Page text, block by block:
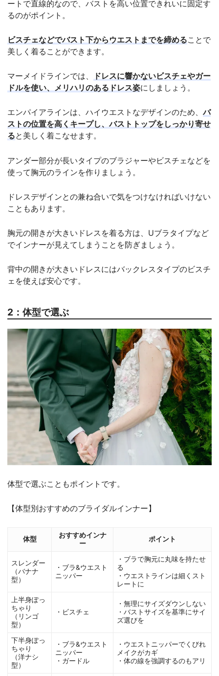
ートで直線的なので、バストを高い位置できれいに固定す
るのがポイント。
ビスチェなどでバスト下からウエストまでを締めることで
美しく着ることができます。
マーメイドラインでは、
ドレスに響かないビスチェやガー
ドルを使い、メリハリのあるドレス姿にしましょう。
エンパイアラインは、ハイウエストなデザインのため、バ
ストの位置を高くキープし、バストトップをしっかり寄せ
ると美しく着こなせます。
アンダー部分が長いタイプのブラジャーやビスチェなどを
使って胸元のラインを作りましょう。
ドレスデザインとの兼ね合いで気をつけなければいけない
こともあります。
胸元の開きが大きいドレスを着る方は、Uブラタイプなど
でインナーが見えてしまうことを防ぎましょう。
背中の開きが大きいドレスにはバックレスタイプのビスチ
ェを使えば安心です。
2：体型で選ぶ
体型で選ぶこともポイントです。
【体型別おすすめのブライダルインナー】
体型
おすすめインナ
ー
ポイント
スレンダー
（バナナ
型）
・ブラ&ウエスト
ニッパー
・ブラで胸元に丸味を持たせ
る
・ウエストラインは細くスト
レートに
上半身ぽっ
ちゃり
（リンゴ
型）
・ビスチェ
・無理にサイズダウンしない
・バストサイズを基準にサイ
ズ選びを
下半身ぽっ
ちゃり
（洋ナシ
型）
・ブラ&ウエスト
ニッパー
・ガードル
・ウエストニッパーでくびれ
メイクがカギ
・体の線を強調するのもアリ